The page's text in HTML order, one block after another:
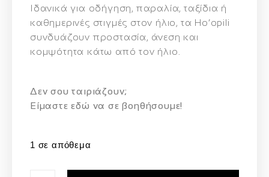
Ιδανικά για οδήγηση, παραλία, ταξίδια ή
καθημερινές στιγμές στον ήλιο, τα Ho’opili
συνδυάζουν προστασία, άνεση και
κομψότητα κάτω από τον ήλιο.
Δεν σου ταιριάζουν;
Eίμαστε εδώ να σε βοηθήσουμε!
1 σε απόθεμα